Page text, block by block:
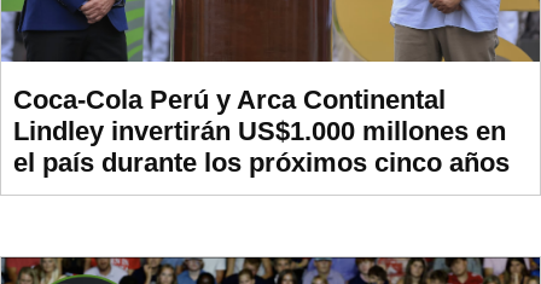
Coca-Cola Perú y Arca Continental
Lindley invertirán US$1.000 millones en
el país durante los próximos cinco años